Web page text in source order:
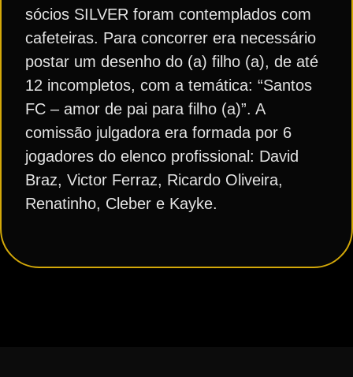
sócios SILVER foram contemplados com
cafeteiras. Para concorrer era necessário
postar um desenho do (a) filho (a), de até
12 incompletos, com a temática: “Santos
FC – amor de pai para filho (a)”. A
comissão julgadora era formada por 6
jogadores do elenco profissional: David
Braz, Victor Ferraz, Ricardo Oliveira,
Renatinho, Cleber e Kayke.